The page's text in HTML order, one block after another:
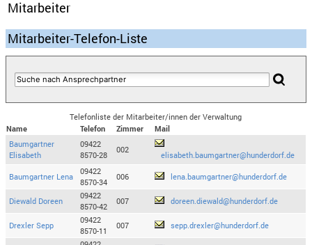
Mitarbeiter
Mitarbeiter-Telefon-Liste
Telefonliste der Mitarbeiter/innen der Verwaltung
Name
Telefon Zimmer
Mail
Baumgartner
Elisabeth
09422
8570-28
002
elisabeth.baumgartner@hunderdorf.de
Baumgartner Lena
09422
8570-34
006 lena.baumgartner@hunderdorf.de
Diewald Doreen
09422
8570-42
007 doreen.diewald@hunderdorf.de
Drexler Sepp
09422
8570-11
007 sepp.drexler@hunderdorf.de